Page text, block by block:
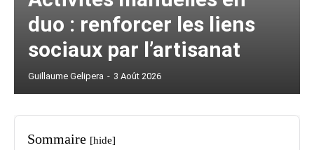
duo : renforcer les liens
sociaux par l’artisanat
Guillaume Gelipera - 3 Août 2026
Sommaire [hide]